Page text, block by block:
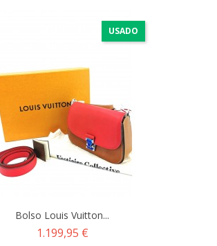
USADO
Bolso Louis Vuitton...
Precio
1.199,95 €